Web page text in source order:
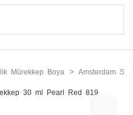
Mürekkep Boya Amsterdam